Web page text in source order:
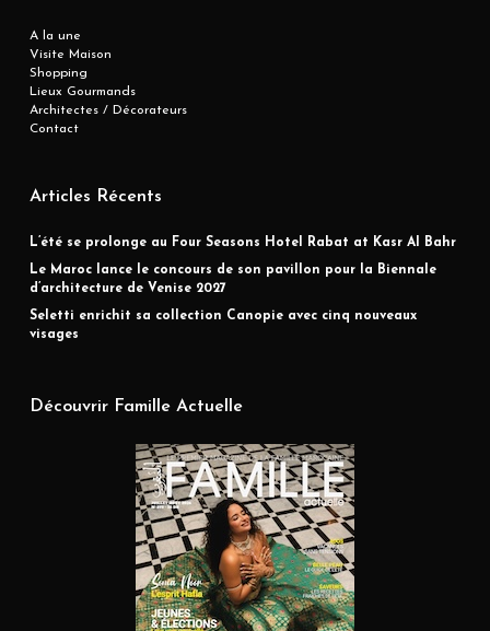
A la une
Visite Maison
Shopping
Lieux Gourmands
Architectes / Décorateurs
Contact
Articles Récents
L’été se prolonge au Four Seasons Hotel Rabat at Kasr Al Bahr
Le Maroc lance le concours de son pavillon pour la Biennale
d’architecture de Venise 2027
Seletti enrichit sa collection Canopie avec cinq nouveaux
visages
Découvrir Famille Actuelle